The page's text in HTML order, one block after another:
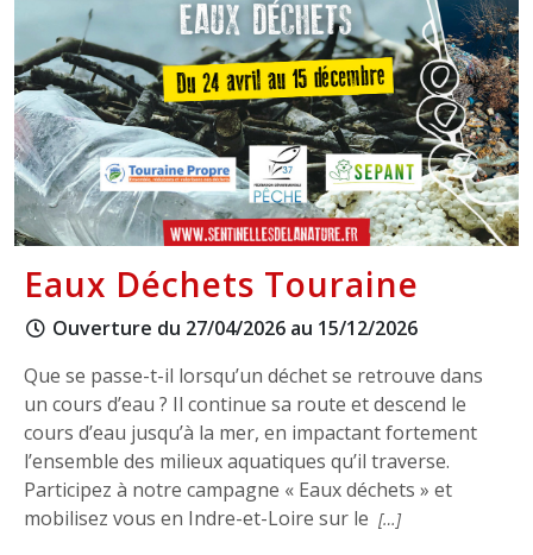
Eaux Déchets Touraine
Ouverture du 27/04/2026 au 15/12/2026
Que se passe-t-il lorsqu’un déchet se retrouve dans
un cours d’eau ? Il continue sa route et descend le
cours d’eau jusqu’à la mer, en impactant fortement
l’ensemble des milieux aquatiques qu’il traverse.
Participez à notre campagne « Eaux déchets » et
mobilisez vous en Indre-et-Loire sur le […]